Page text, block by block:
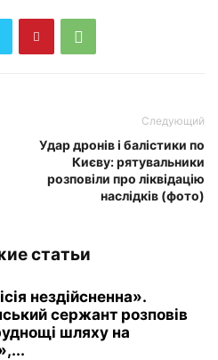
Следующий
Удар дронів і балістики по
Києву: рятувальники
розповіли про ліквідацію
наслідків (фото)
статьи
нездійсненна».
сержант розповів
шляху на